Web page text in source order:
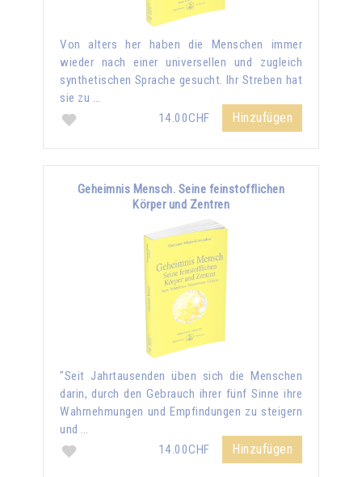
Von alters her haben die Menschen immer
wieder nach einer universellen und zugleich
synthetischen Sprache gesucht. Ihr Streben hat
sie zu …
14.00CHF
Hinzufügen
Geheimnis Mensch. Seine feinstofflichen
Körper und Zentren
"Seit Jahrtausenden üben sich die Menschen
darin, durch den Gebrauch ihrer fünf Sinne ihre
Wahrnehmungen und Empfindungen zu steigern
und …
14.00CHF
Hinzufügen